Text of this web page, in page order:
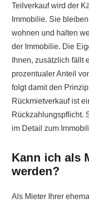
Teilverkauf wird der
Immobilie. Sie
wohnen und halten
der Immobilie. Die
Ihnen, zusätzlich fällt
prozentualer Anteil
folgt damit den
Rückmietverkauf ist
Rückzahlungspflicht.
im Detail zum
Kann ich als
werden?
Als Mieter Ihrer